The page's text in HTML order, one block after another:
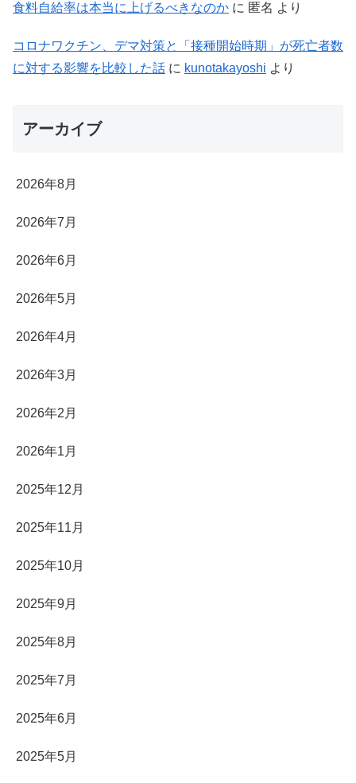
食料自給率は本当に上げるべきなのか に 匿名 より
コロナワクチン、デマ対策と「接種開始時期」が死亡者数
に対する影響を比較した話 に kunotakayoshi より
アーカイブ
2026年8月
2026年7月
2026年6月
2026年5月
2026年4月
2026年3月
2026年2月
2026年1月
2025年12月
2025年11月
2025年10月
2025年9月
2025年8月
2025年7月
2025年6月
2025年5月